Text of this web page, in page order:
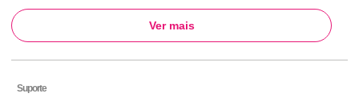
Ver mais
Suporte